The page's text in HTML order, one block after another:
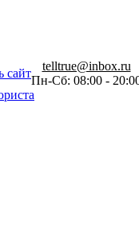
сайт
telltrue@inbox.ru
Пн-Сб: 08:00 -